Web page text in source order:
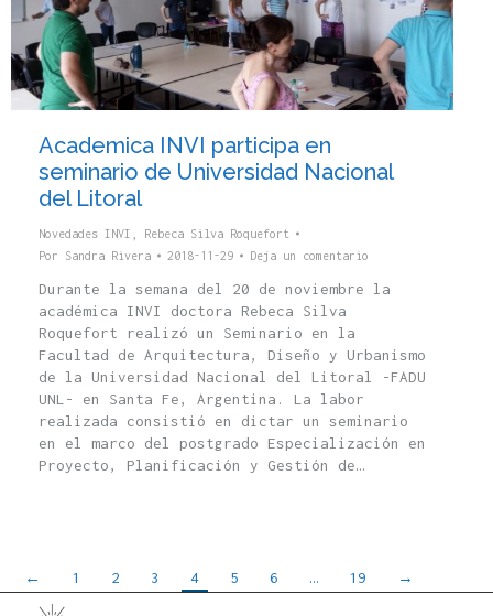
Academica INVI participa en
seminario de Universidad Nacional
del Litoral
Novedades INVI
Rebeca Silva Roquefort
Por Sandra Rivera 2018-11-29 Deja un comentario
Durante la semana del 20 de noviembre la
académica INVI doctora Rebeca Silva
Roquefort realizó un Seminario en la
Facultad de Arquitectura, Diseño y Urbanismo
de la Universidad Nacional del Litoral -FADU
UNL- en Santa Fe, Argentina. La labor
realizada consistió en dictar un seminario
en el marco del postgrado Especialización en
Proyecto, Planificación y Gestión de…
← 1 2 3 4 5 6 … 19 →